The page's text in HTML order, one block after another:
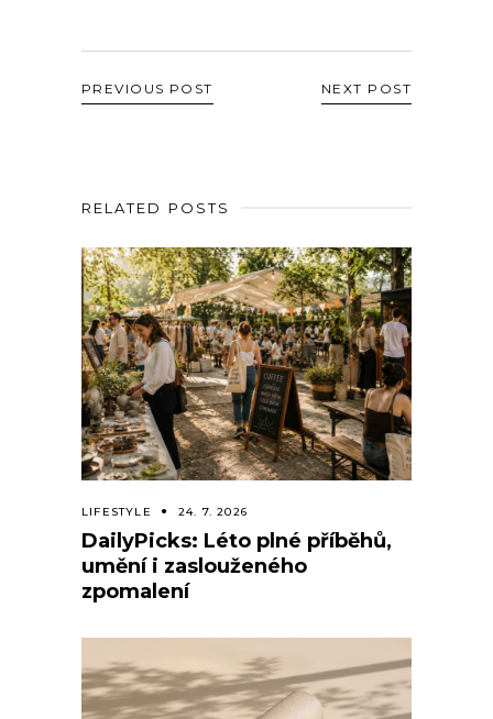
PREVIOUS POST NEXT POST
RELATED POSTS
LIFESTYLE 24. 7. 2026
DailyPicks: Léto plné příběhů,
umění i zaslouženého
zpomalení